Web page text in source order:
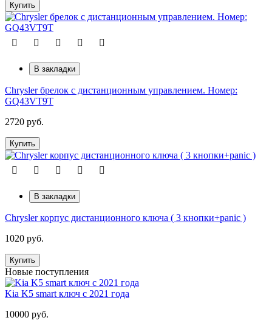
Купить
В закладки
Chrysler брелок с дистанционным управлением. Номер:
GQ43VT9T
2720 руб.
Купить
В закладки
Chrysler корпус дистанционного ключа ( 3 кнопки+panic )
1020 руб.
Купить
Новые поступления
Kia K5 smart ключ с 2021 года
10000 руб.